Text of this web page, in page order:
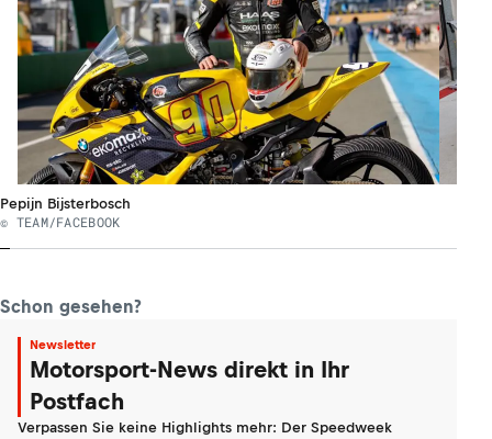
Pepijn Bijsterbosch
© TEAM/FACEBOOK
Schon gesehen?
Newsletter
Motorsport-News direkt in Ihr
Postfach
Verpassen Sie keine Highlights mehr: Der Speedweek